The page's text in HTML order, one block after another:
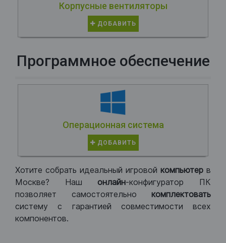
Корпусные вентиляторы
ДОБАВИТЬ
Программное обеспечение
Операционная система
ДОБАВИТЬ
Хотите собрать идеальный игровой компьютер в
Москве? Нашонлайн-конфигуратор ПК
позволяет самостоятельно комплектовать
систему с гарантией совместимости всех
компонентов.